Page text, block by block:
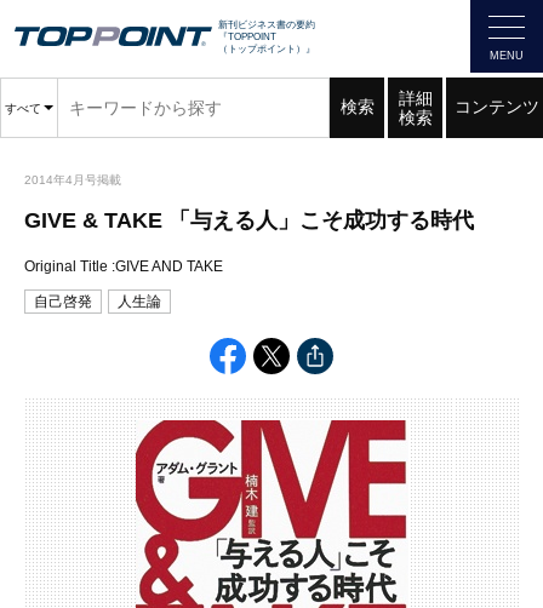
新刊ビジネス書の要約
『TOPPOINT
（トップポイント）』
すべて 検索
詳細
検索
コンテンツ
2014年4月号掲載
GIVE & TAKE 「与える人」こそ成功する時代
Original Title :GIVE AND TAKE
自己啓発 人生論